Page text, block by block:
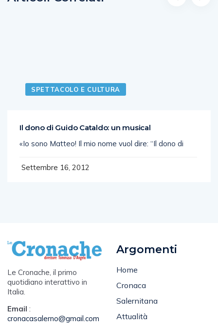
SPETTACOLO E CULTURA
Il dono di Guido Cataldo: un musical
«Io sono Matteo! Il mio nome vuol dire: “Il dono di
Settembre 16, 2012
Le Cronache, il primo
quotidiano interattivo in
Italia.
Email :
cronacasalerno@gmail.com
Argomenti
Home
Cronaca
Salernitana
Attualità